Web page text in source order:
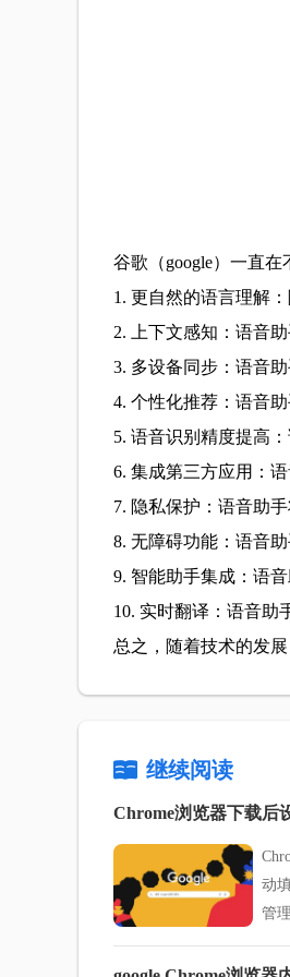
谷歌（google）一直
1. 更自然的语言理解
2. 上下文感知：语音
3. 多设备同步：语音
4. 个性化推荐：语音
5. 语音识别精度提高
6. 集成第三方应用：
7. 隐私保护：语音助
8. 无障碍功能：语音
9. 智能助手集成：语
10. 实时翻译：语音助
总之，随着技术的发
继续阅读
Chrome浏览器下载后
动
管
便